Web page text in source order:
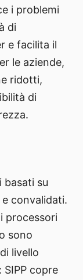
i problemi
di
e facilita il
le aziende,
ridotti,
di
basati su
convalidati.
processori
sono
livello
copre